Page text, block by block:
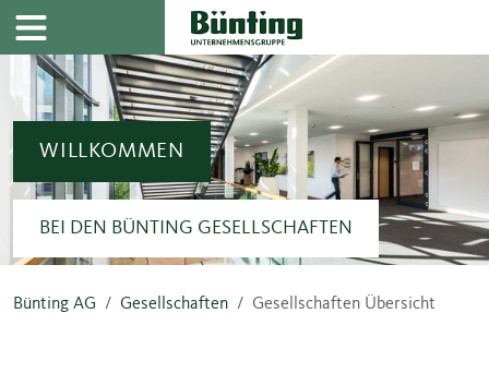
Navigation
WILLKOMMEN
BEI DEN BÜNTING GESELLSCHAFTEN
Bünting AG Gesellschaften Gesellschaften Übersicht